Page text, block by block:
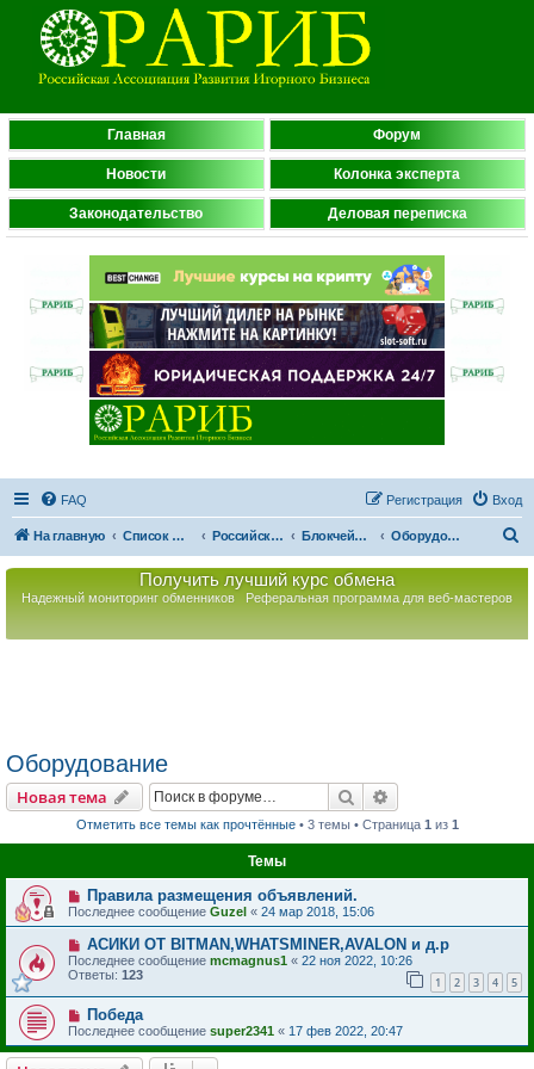
Главная Форум
Новости Колонка эксперта
Законодательство Деловая переписка
FAQ Вход
Регистрация
На главную Список форумов Российская Ассоциация Развития Игорного Бизнеса Блокчейн. Децентрализованное хранение данных Оборудование
Получить лучший курс обмена
Надежный мониторинг обменников Реферальная программа для веб-мастеров
Оборудование
Новая тема Поиск
Отметить все темы как прочтённые• 3 темы • Страница 1 из 1
Темы
Правила размещения объявлений.
Последнее сообщение Guzel « 24 мар 2018, 15:06
АСИКИ ОТ BITMAN,WHATSMINER,AVALON и д.р
Последнее сообщение mcmagnus1 « 22 ноя 2022, 10:26
Ответы: 123 1 2 3 4 5
Победа
Последнее сообщение super2341 « 17 фев 2022, 20:47